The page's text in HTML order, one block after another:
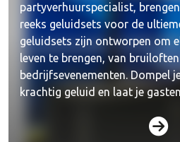
partyverhuurspecialist,
reeks geluidsets voor de
geluidsets zijn ontworpen om
leven te brengen, van
bedrijfsevenementen. Dompel
krachtig geluid en laat je